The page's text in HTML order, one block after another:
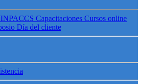
Capacitaciones Cursos online
Día del cliente